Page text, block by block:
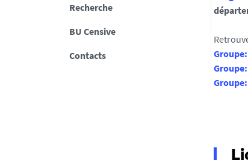
Recherche
BU Censive
Contacts
Groupe:
Groupe:
Groupe: